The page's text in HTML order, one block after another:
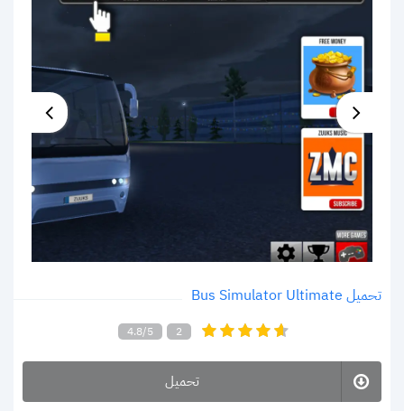
تحميل Bus Simulator Ultimate
4.8/5 2
تحميل